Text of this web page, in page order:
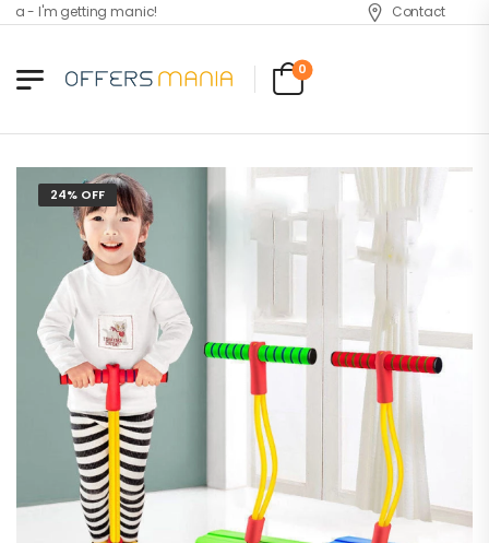
- I'm getting manic! Contact
0
24% OFF